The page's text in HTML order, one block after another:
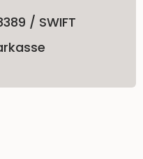
/ SWIFT